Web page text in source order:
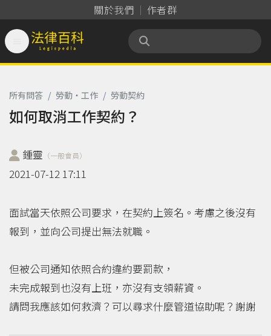
關於我們 作者群
法律百科 Legispedia
所有問答 / 勞動‧工作 / 勞動契約
如何取消工作契約？
鍾靈 （一般會員）
2021-07-12 17:11
面試當天依照公司要求，在契約上簽名。考慮之後沒有
報到，並向公司提出無法就職。
但被公司通知依照合約違約要罰款，
未完成報到也沒有上班，亦沒有支領薪資。
請問我應該如何救濟？可以尋求什麼管道協助呢？謝謝